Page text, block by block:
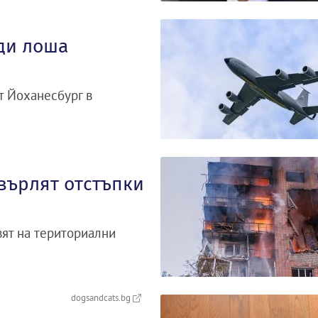
лоша
Йоханесбург в
отстъпки
на териториални
dogsandcats.bg